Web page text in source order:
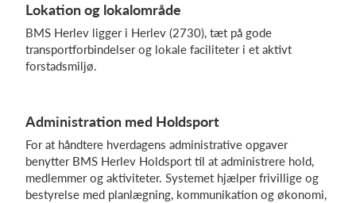
Lokation og lokalområde
BMS Herlev ligger i Herlev (2730), tæt på gode
transportforbindelser og lokale faciliteter i et aktivt
forstadsmiljø.
Administration med Holdsport
For at håndtere hverdagens administrative opgaver
benytter BMS Herlev Holdsport til at administrere hold,
medlemmer og aktiviteter. Systemet hjælper frivillige og
bestyrelse med planlægning, kommunikation og økonomi,